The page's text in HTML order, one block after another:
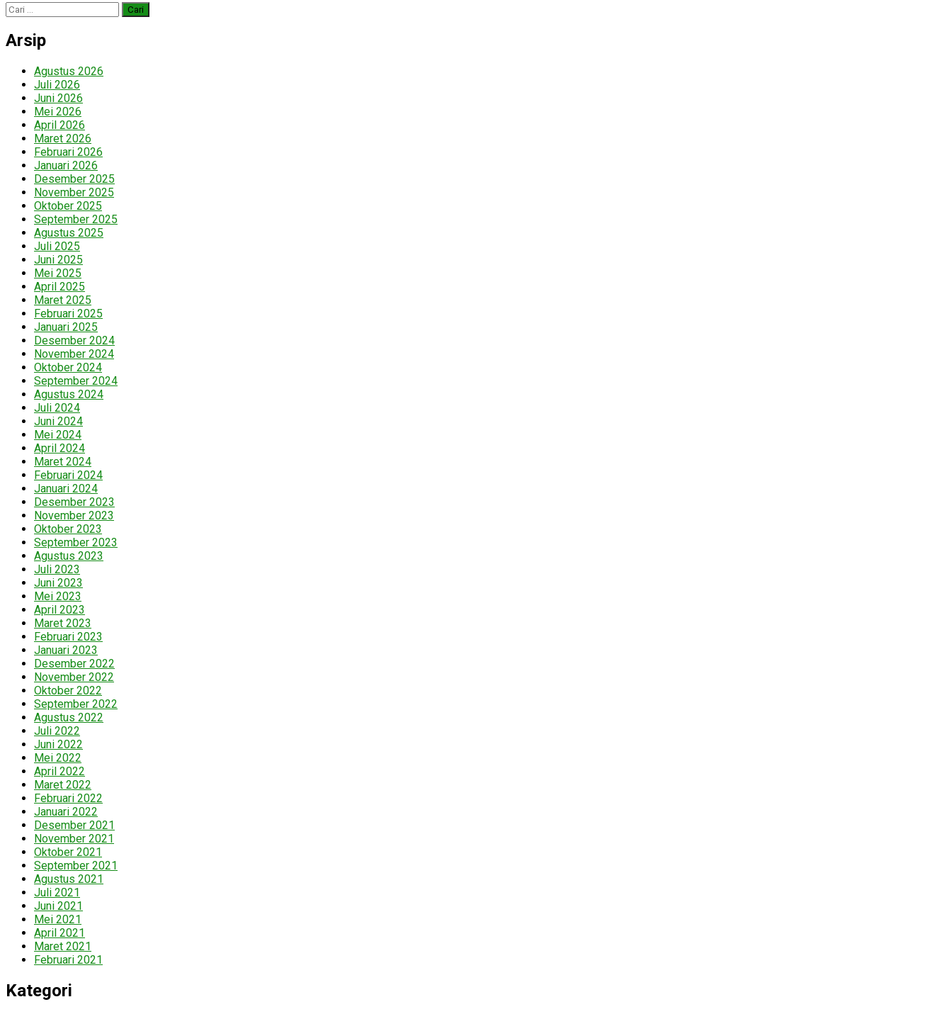
Cari
untuk:
Arsip
Agustus 2026
Juli 2026
Juni 2026
Mei 2026
April 2026
Maret 2026
Februari 2026
Januari 2026
Desember 2025
November 2025
Oktober 2025
September 2025
Agustus 2025
Juli 2025
Juni 2025
Mei 2025
April 2025
Maret 2025
Februari 2025
Januari 2025
Desember 2024
November 2024
Oktober 2024
September 2024
Agustus 2024
Juli 2024
Juni 2024
Mei 2024
April 2024
Maret 2024
Februari 2024
Januari 2024
Desember 2023
November 2023
Oktober 2023
September 2023
Agustus 2023
Juli 2023
Juni 2023
Mei 2023
April 2023
Maret 2023
Februari 2023
Januari 2023
Desember 2022
November 2022
Oktober 2022
September 2022
Agustus 2022
Juli 2022
Juni 2022
Mei 2022
April 2022
Maret 2022
Februari 2022
Januari 2022
Desember 2021
November 2021
Oktober 2021
September 2021
Agustus 2021
Juli 2021
Juni 2021
Mei 2021
April 2021
Maret 2021
Februari 2021
Kategori